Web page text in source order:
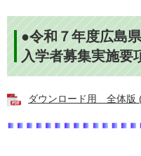
●令和７年度広島
入学者募集実施要
ダウンロード用 全体版